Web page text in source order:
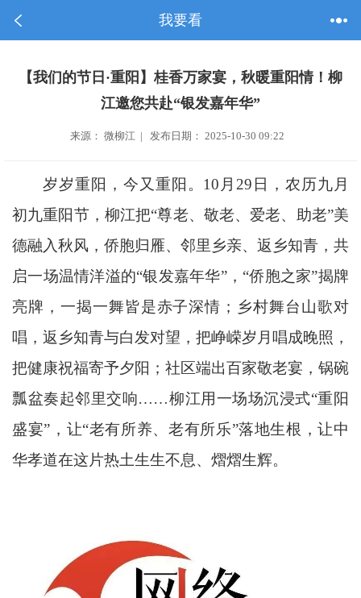
我要看
【我们的节日·重阳】桂香万家宴，秋暖重阳情！柳
江邀您共赴“银发嘉年华”
来源： 微柳江 | 发布日期： 2025-10-30 09:22
岁岁重阳，今又重阳。10月29日，农历九月
初九重阳节，柳江把“尊老、敬老、爱老、助老”美
德融入秋风，侨胞归雁、邻里乡亲、返乡知青，共
启一场温情洋溢的“银发嘉年华”，“侨胞之家”揭牌
亮牌，一揭一舞皆是赤子深情；乡村舞台山歌对
唱，返乡知青与白发对望，把峥嵘岁月唱成晚照，
把健康祝福寄予夕阳；社区端出百家敬老宴，锅碗
瓢盆奏起邻里交响……柳江用一场场沉浸式“重阳
盛宴”，让“老有所养、老有所乐”落地生根，让中
华孝道在这片热土生生不息、熠熠生辉。